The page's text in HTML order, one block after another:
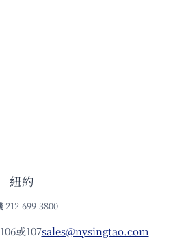
紐約
212-699-3800
或107sales@nysingtao.com